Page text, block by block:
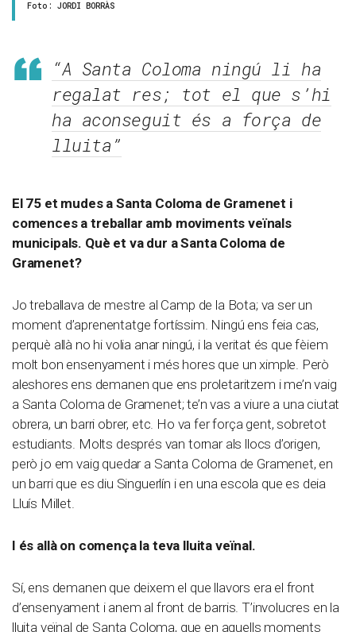
Foto: JORDI BORRÀS
“A Santa Coloma ningú li ha
regalat res; tot el que s’hi
ha aconseguit és a força de
lluita”
El 75 et mudes a Santa Coloma de Gramenet i
comences a treballar amb moviments veïnals
municipals. Què et va dur a Santa Coloma de
Gramenet?
Jo treballava de mestre al Camp de la Bota; va ser un
moment d’aprenentatge fortíssim. Ningú ens feia cas,
perquè allà no hi volia anar ningú, i la veritat és que fèiem
molt bon ensenyament i més hores que un ximple. Però
aleshores ens demanen que ens proletaritzem i me’n vaig
a Santa Coloma de Gramenet; te’n vas a viure a una ciutat
obrera, un barri obrer, etc. Ho va fer força gent, sobretot
estudiants. Molts després van tornar als llocs d’origen,
però jo em vaig quedar a Santa Coloma de Gramenet, en
un barri que es diu Singuerlín i en una escola que es deia
Lluís Millet.
I és allà on comença la teva lluita veïnal.
Sí, ens demanen que deixem el que llavors era el front
d’ensenyament i anem al front de barris. T’involucres en la
lluita veïnal de Santa Coloma, que en aquells moments